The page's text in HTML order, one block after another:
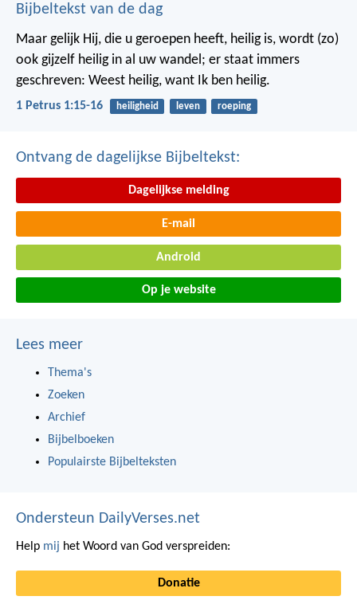
Bijbeltekst van de dag
Maar gelijk Hij, die u geroepen heeft, heilig is, wordt (zo)
ook gijzelf heilig in al uw wandel; er staat immers
geschreven: Weest heilig, want Ik ben heilig.
1 Petrus 1:15-16 heiligheid leven roeping
Ontvang de dagelijkse Bijbeltekst:
Dagelijkse melding
E-mail
Android
Op je website
Lees meer
Thema's
Zoeken
Archief
Bijbelboeken
Populairste Bijbelteksten
Ondersteun DailyVerses.net
Help mij het Woord van God verspreiden:
Donatie